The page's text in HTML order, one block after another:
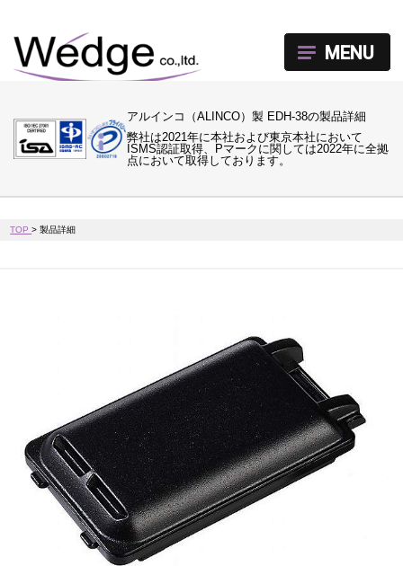
アルインコ（ALINCO）製 EDH-38の製品詳細
弊社は2021年に本社および東京本社において
ISMS認証取得、Pマークに関しては2022年に全拠
点において取得しております。
MENU
TOP>製品詳細